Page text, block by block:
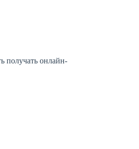
получать онлайн-